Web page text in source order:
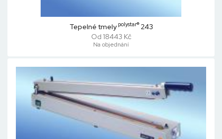
Tepelné tmely polystar®243
Od 18443 Kč
Na objednání